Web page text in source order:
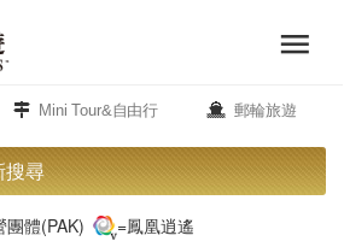
menu
Mini Tour&自由行 郵輪旅遊
搜尋
團體(PAK) =鳳凰逍遙